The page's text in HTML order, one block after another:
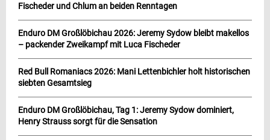
Fischeder und Chlum an beiden Renntagen
Enduro DM Großlöbichau 2026: Jeremy Sydow bleibt makellos
– packender Zweikampf mit Luca Fischeder
Red Bull Romaniacs 2026: Mani Lettenbichler holt historischen
siebten Gesamtsieg
Enduro DM Großlöbichau, Tag 1: Jeremy Sydow dominiert,
Henry Strauss sorgt für die Sensation